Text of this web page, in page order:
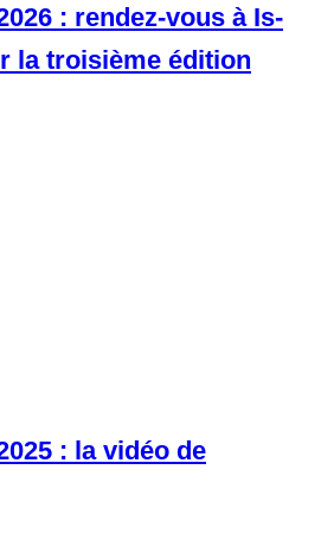
: rendez-vous à Is-
la troisième édition
: la vidéo de